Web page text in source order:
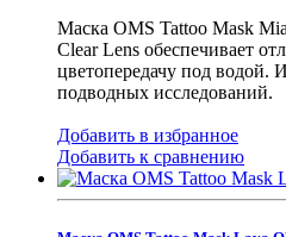
Маска OMS Tattoo Mask
Clear Lens обеспечивает
цветопередачу под водой.
подводных исследований.
Добавить в избранное
Добавить к сравнению